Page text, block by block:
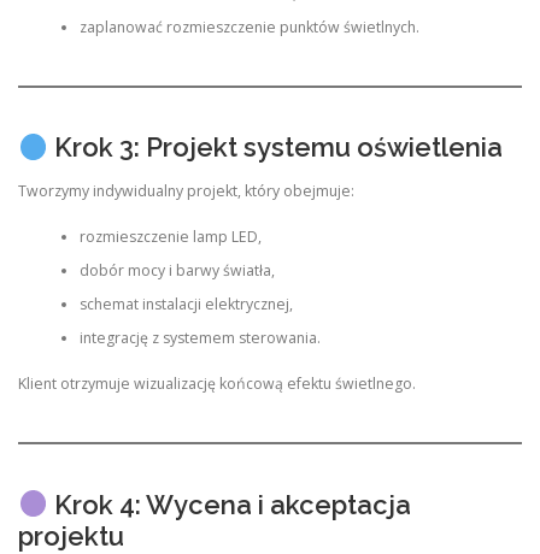
zaplanować rozmieszczenie punktów świetlnych.
Krok 3: Projekt systemu oświetlenia
Tworzymy indywidualny projekt, który obejmuje:
rozmieszczenie lamp LED,
dobór mocy i barwy światła,
schemat instalacji elektrycznej,
integrację z systemem sterowania.
Klient otrzymuje wizualizację końcową efektu świetlnego.
Krok 4: Wycena i akceptacja
projektu